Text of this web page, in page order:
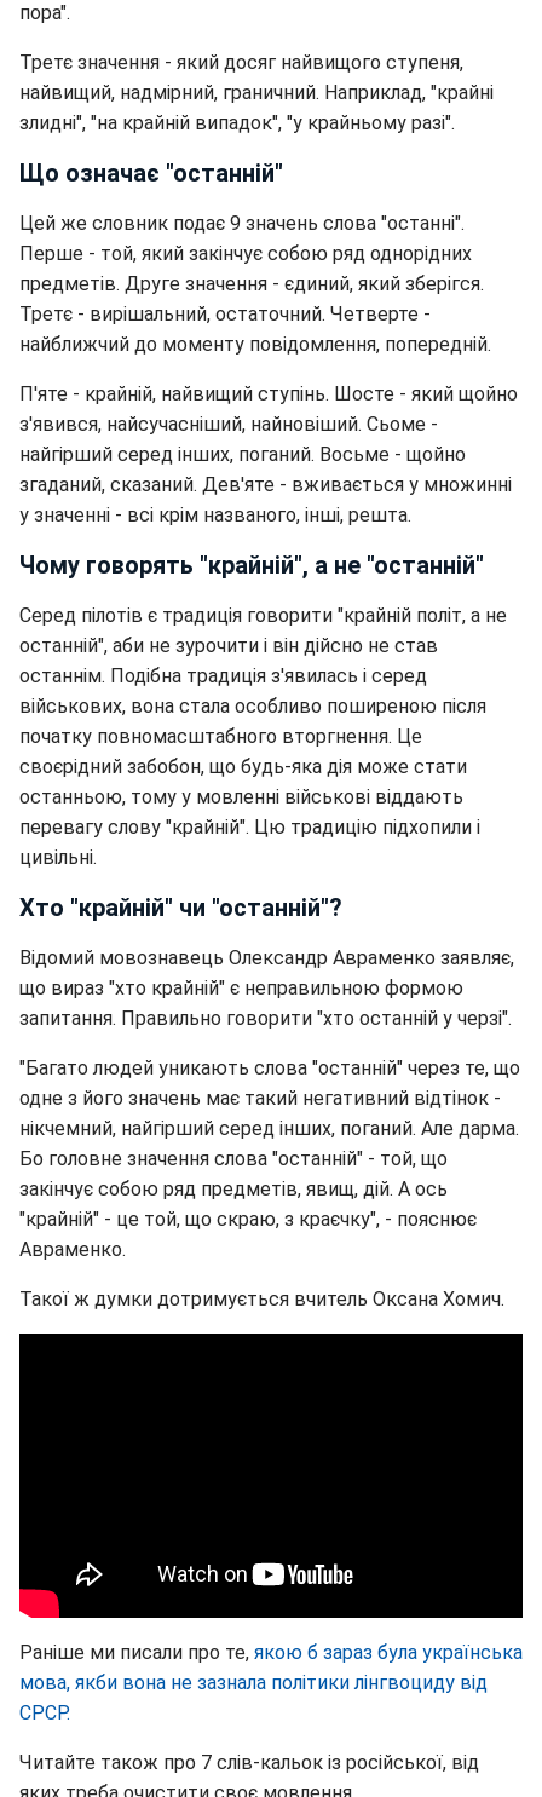
пора".
Третє значення - який досяг найвищого ступеня,
найвищий, надмірний, граничний. Наприклад, "крайні
злидні", "на крайній випадок", "у крайньому разі".
Що означає "останній"
Цей же словник подає 9 значень слова "останні".
Перше - той, який закінчує собою ряд однорідних
предметів. Друге значення - єдиний, який зберігся.
Третє - вирішальний, остаточний. Четверте -
найближчий до моменту повідомлення, попередній.
П'яте - крайній, найвищий ступінь. Шосте - який щойно
з'явився, найсучасніший, найновіший. Сьоме -
найгірший серед інших, поганий. Восьме - щойно
згаданий, сказаний. Дев'яте - вживається у множинні
у значенні - всі крім названого, інші, решта.
Чому говорять "крайній", а не "останній"
Серед пілотів є традиція говорити "крайній політ, а не
останній", аби не зурочити і він дійсно не став
останнім. Подібна традиція з'явилась і серед
військових, вона стала особливо поширеною після
початку повномасштабного вторгнення. Це
своєрідний забобон, що будь-яка дія може стати
останньою, тому у мовленні військові віддають
перевагу слову "крайній". Цю традицію підхопили і
цивільні.
Хто "крайній" чи "останній"?
Відомий мовознавець Олександр Авраменко заявляє,
що вираз "хто крайній" є неправильною формою
запитання. Правильно говорити "хто останній у черзі".
"Багато людей уникають слова "останній" через те, що
одне з його значень має такий негативний відтінок -
нікчемний, найгірший серед інших, поганий. Але дарма.
Бо головне значення слова "останній" - той, що
закінчує собою ряд предметів, явищ, дій. А ось
"крайній" - це той, що скраю, з краєчку", - пояснює
Авраменко.
Такої ж думки дотримується вчитель Оксана Хомич.
Раніше ми писали про те, якою б зараз була українська
мова, якби вона не зазнала політики лінгвоциду від
СРСР.
Читайте також про 7 слів-кальок із російської, від